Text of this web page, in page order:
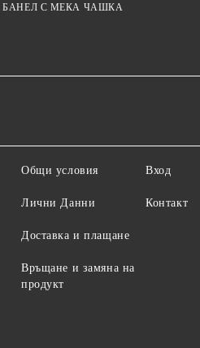
БАНЕЛ С МЕКА ЧАШКА
Общи условия
Лични Данни
Доставка и плащане
Връщане и замяна на
продукт
Вход
Контакт